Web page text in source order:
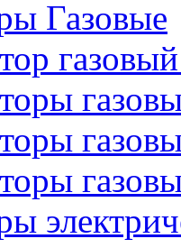
Газовые